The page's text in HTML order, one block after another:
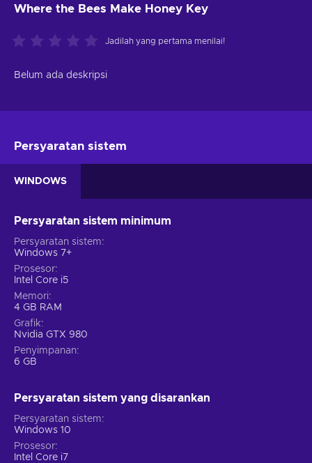
Where the Bees Make Honey Key
Jadilah yang pertama menilai!
Belum ada deskripsi
Persyaratan sistem
WINDOWS
Persyaratan sistem minimum
Persyaratan sistem
Windows 7+
Prosesor
Intel Core i5
Memori
4 GB RAM
Grafik
Nvidia GTX 980
Penyimpanan
6 GB
Persyaratan sistem yang disarankan
Persyaratan sistem
Windows 10
Prosesor
Intel Core i7